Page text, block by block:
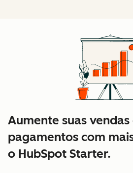
Aumente suas
pagamentos com
o HubSpot Starter.